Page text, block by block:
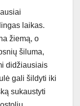
laikas.
žiemą, o
šiluma,
didžiausiais
gali šildyti iki
sukaustyti